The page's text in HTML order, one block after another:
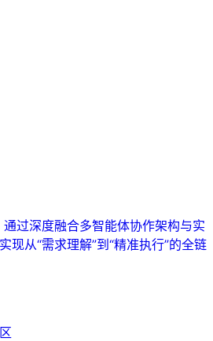
过深度融合多智能体协作架构与实
现从“需求理解”到“精准执行”的全链